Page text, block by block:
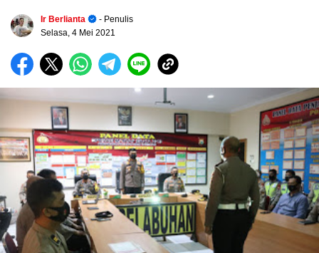
Ir Berlianta
- Penulis
Selasa, 4 Mei 2021